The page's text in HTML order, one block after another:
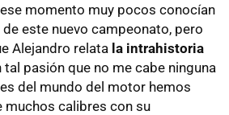
momento muy pocos conocían
este nuevo campeonato, pero
Alejandro relata la intrahistoria
tal pasión que no me cabe ninguna
del mundo del motor hemos
muchos calibres con su